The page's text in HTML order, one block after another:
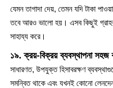
যেমন তাগাদা দেয়, তেমন যদি টাকা
তবে আরও ভালো হয়। এসব কিছুই
সাহায্য করে।
১৯. ক্রয়-বিক্রয় ব্যবস্থাপনা সহজ
সাধারণত, উপযুক্ত হিসাবরক্ষণ
সমন্বিত থাকে এবং যখনই কোনো